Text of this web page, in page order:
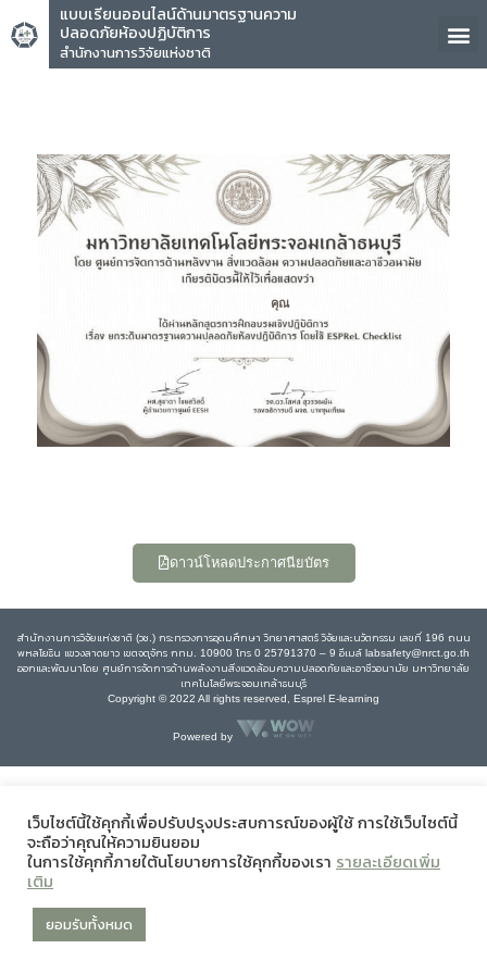
แบบเรียนออนไลน์ด้านมาตรฐานความ
ปลอดภัยห้องปฏิบัติการ
สำนักงานการวิจัยแห่งชาติ
คุณ
ดาวน์โหลดประกาศนียบัตร
สำนักงานการวิจัยแห่งชาติ (วช.) กระทรวงการอุดมศึกษา วิทยาศาสตร์ วิจัยและนวัตกรรม เลขที่ 196 ถนน
พหลโยธิน แขวงลาดยาว เขตจตุจักร กทม. 10900 โทร 0 25791370 – 9 อีเมล์ labsafety@nrct.go.th
ออกและพัฒนาโดย ศูนย์การจัดการด้านพลังงานสิ่งแวดล้อมความปลอดภัยและอาชีวอนามัย มหาวิทยาลัย
เทคโนโลยีพระจอมเกล้าธนบุรี
Copyright © 2022 All rights reserved, Esprel E-learning
Powered by
เว็บไซต์นี้ใช้คุกกี้เพื่อปรับปรุงประสบการณ์ของผู้ใช้ การใช้เว็บไซต์นี้
จะถือว่าคุณให้ความยินยอม
ในการใช้คุกกี้ภายใต้นโยบายการใช้คุกกี้ของเรา รายละเอียดเพิ่ม
เติม
ยอมรับทั้งหมด